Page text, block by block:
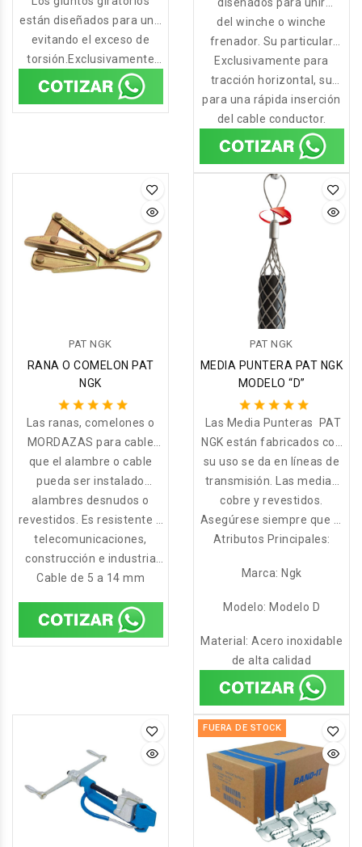
están diseñados para unir
el cable tiro con la media
puntera instalada en el
conductor,
evitando el exceso de
torsión.Exclusivamente
para tracción horizontal,
su factor 3:1 asegura un
trabajo confiable.
secciones de cable
mensajero o cable tiro
para hacerlos para
hacerlos pasar sobre el
tambor
del winche o winche
frenador. Su particular
forma permite reducir al
mínimo la sobrecarga del
casquillo del cable durante
su paso.
Exclusivamente para
tracción horizontal, su
factor 3:1 asegura un
trabajo confiable. Cuenta
con una apertura
mediante pernos Allen,
para una rápida inserción
del cable conductor.
PAT NGK
RANA O COMELON PAT
NGK
Las ranas, comelones o
MORDAZAS para cable
PAT NGK, están diseñadas
para mantener la tensión
temporal hasta
que el alambre o cable
pueda ser instalado
permanentemente.
Diseñado para su uso en
cables de aluminio, cobre,
alambres desnudos o
revestidos. Es resistente a
la interperie. Ampliamente
utilizado en la rama de
energía,
telecomunicaciones,
construcción e industria
en general.
Cable de 5 a 14 mm
PAT NGK
MEDIA PUNTERA PAT NGK
MODELO “D”
Las Media Punteras PAT
NGK están fabricados con
alambres de acero
entrelazados a fin de
distribuir mejor la fuerza
en el conductor,
su uso se da en líneas de
transmisión. Las medias
punteras están diseñadas
para conectar
temporalmente
cobre y revestidos.
Asegúrese siempre que el
tamaño y tipo de la media
para el trabajo o
Atributos Principales:
Marca: Ngk
Modelo: Modelo D
Material: Acero inoxidable
de alta calidad
FUERA DE STOCK